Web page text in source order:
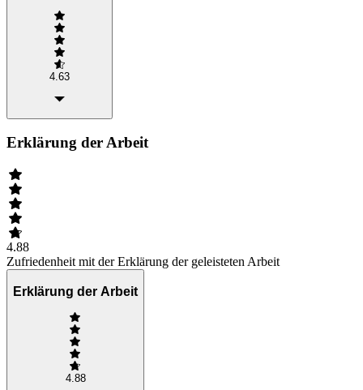
4.63
Erklärung der Arbeit
4.88
Zufriedenheit mit der Erklärung der geleisteten Arbeit
Erklärung der Arbeit
4.88